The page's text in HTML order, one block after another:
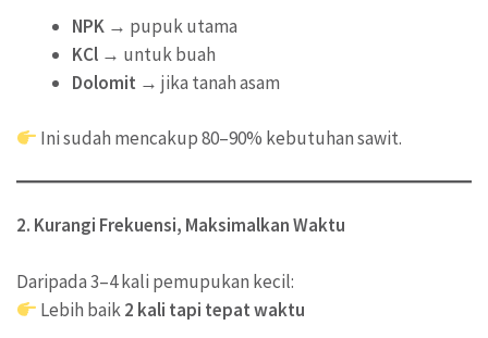
NPK → pupuk utama
KCl → untuk buah
Dolomit → jika tanah asam
Ini sudah mencakup 80–90% kebutuhan sawit.
2. Kurangi Frekuensi, Maksimalkan Waktu
Daripada 3–4 kali pemupukan kecil:
Lebih baik2 kali tapi tepat waktu